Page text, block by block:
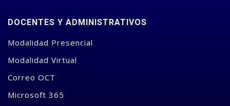
DOCENTES Y ADMINISTRATIVOS
Modalidad Presencial
Modalidad Virtual
Correo OCT
Microsoft 365